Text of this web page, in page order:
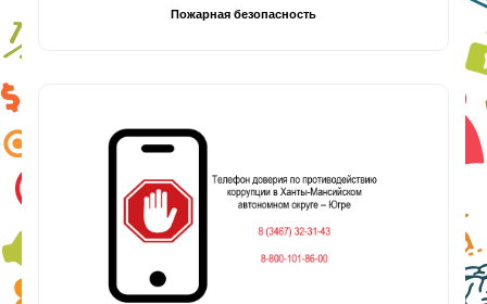
Пожарная безопасность